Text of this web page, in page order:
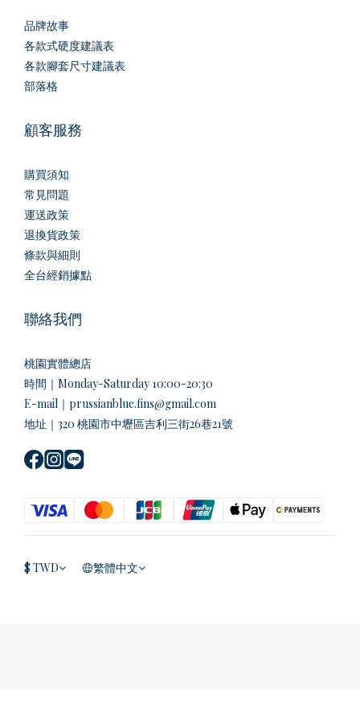
品牌故事
各款式硬度建議表
各款腳套尺寸建議表
部落格
顧客服務
購買須知
常見問題
運送政策
退換貨政策
條款與細則
全台經銷據點
聯絡我們
桃園實體總店
時間｜Monday-Saturday 10:00-20:30
E-mail｜prussianblue.fins@gmail.com
地址｜320 桃園市中壢區吉利三街26巷21號
$ TWD 繁體中文